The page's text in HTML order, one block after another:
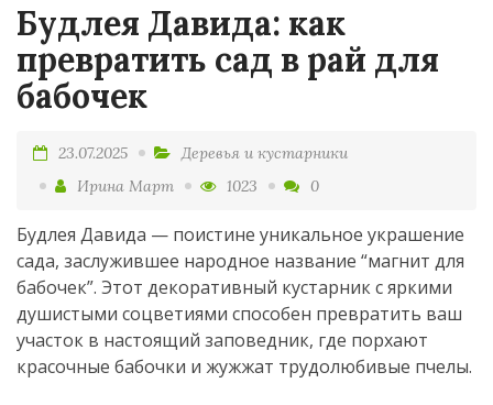
Будлея Давида: как
превратить сад в рай для
бабочек
23.07.2025
Деревья и кустарники
Ирина Март
1023 0
Будлея Давида — поистине уникальное украшение
сада, заслужившее народное название “магнит для
бабочек”. Этот декоративный кустарник с яркими
душистыми соцветиями способен превратить ваш
участок в настоящий заповедник, где порхают
красочные бабочки и жужжат трудолюбивые пчелы.